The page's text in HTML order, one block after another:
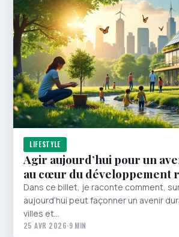
LIFESTYLE
Agir aujourd’hui pour un
au cœur du développement
Dans ce billet, je raconte comment,
aujourd’hui peut façonner un avenir
villes et…
25 AVR 2026·9 MIN